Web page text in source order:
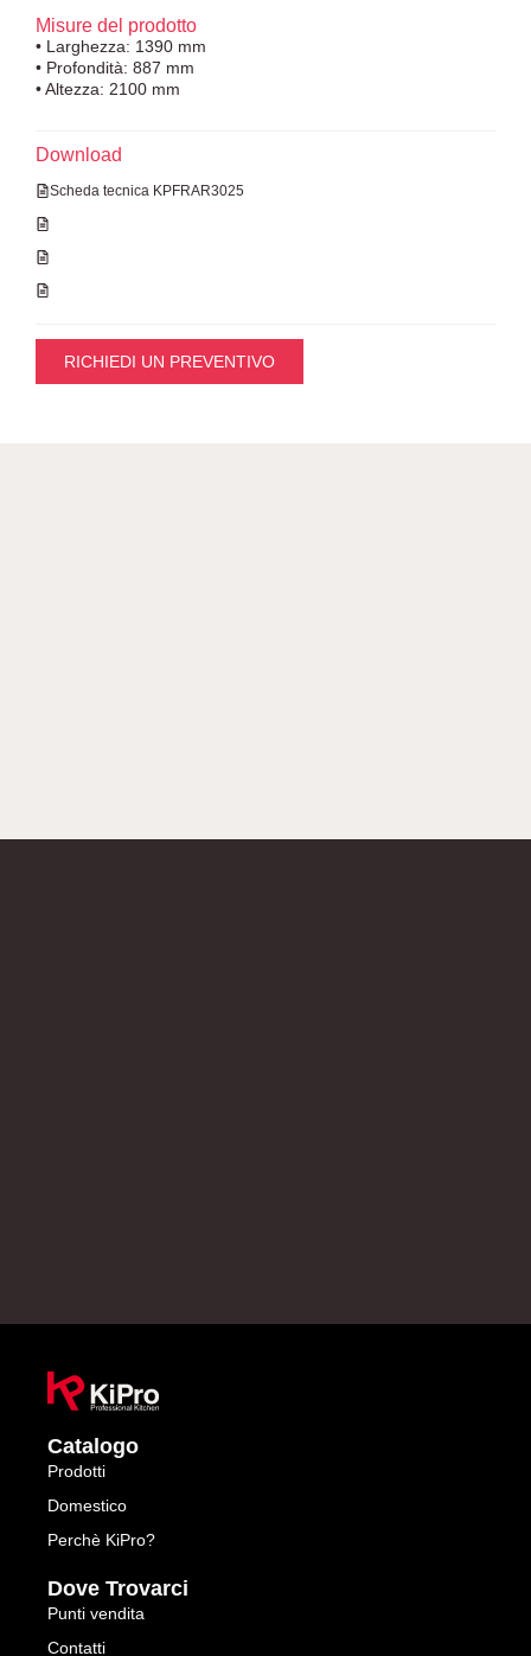
• Larghezza: 1390 mm
• Profondità: 887 mm
• Altezza: 2100 mm
Misure del prodotto
Download
Scheda tecnica KPFRAR3025
RICHIEDI UN PREVENTIVO
Catalogo
Prodotti
Domestico
Perchè KiPro?
Dove Trovarci
Punti vendita
Contatti